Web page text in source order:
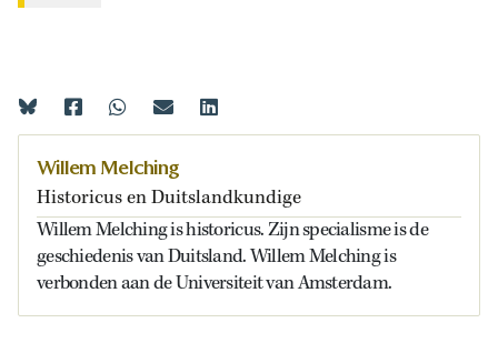
Willem Melching
Historicus en Duitslandkundige
Willem Melching is historicus. Zijn specialisme is de
geschiedenis van Duitsland. Willem Melching is
verbonden aan de Universiteit van Amsterdam.